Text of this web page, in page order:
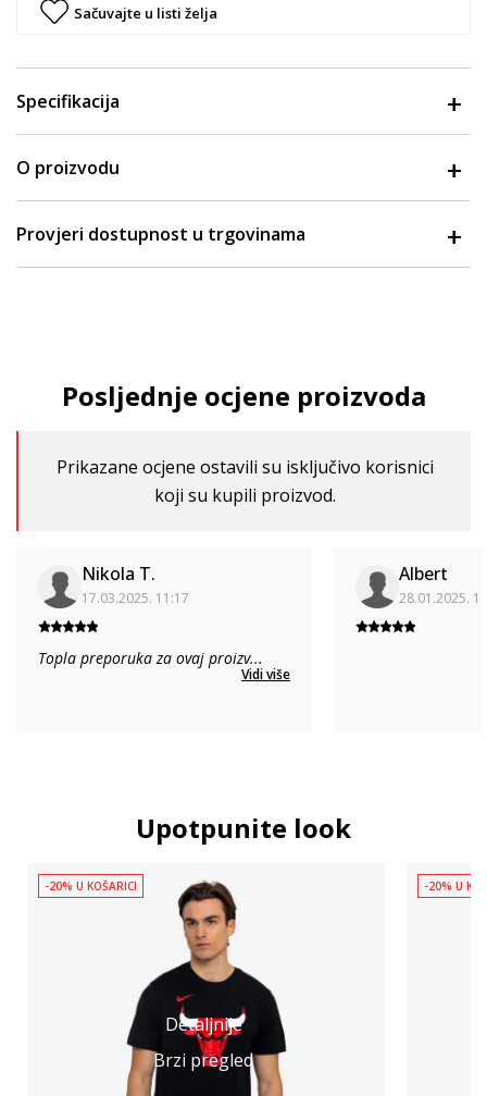
Sačuvajte u listi želja
Specifikacija
O proizvodu
Provjeri dostupnost u trgovinama
Posljednje ocjene proizvoda
Prikazane ocjene ostavili su isključivo korisnici
koji su kupili proizvod.
Nikola T.
17.03.2025. 11:17
Topla preporuka za ovaj proizv...
Vidi više
Albert
28.01.2025.
Upotpunite look
Detaljnije
Brzi pregled
-20% U KOŠARICI -20% U